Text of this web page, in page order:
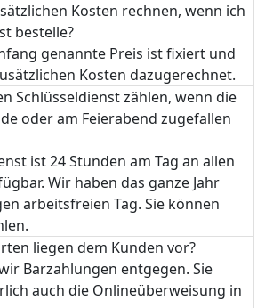
Kosten rechnen, wenn ich
bestelle?
genannte Preis ist fixiert und
Kosten dazugerechnet.
Schlüsseldienst zählen, wenn die
oder am Feierabend zugefallen
ist 24 Stunden am Tag an allen
Wir haben das ganze Jahr
arbeitsfreien Tag. Sie können
liegen dem Kunden vor?
Barzahlungen entgegen. Sie
auch die Onlineüberweisung in